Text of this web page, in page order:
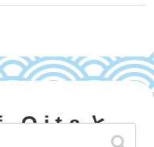
Oitaと